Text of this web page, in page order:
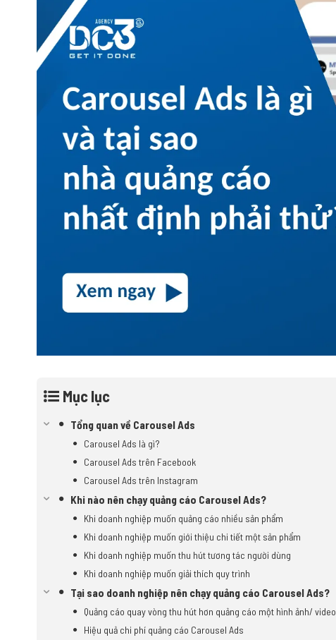
Mục lục
Tổng quan về Carousel Ads
Carousel Ads là gì?
Carousel Ads trên Facebook
Carousel Ads trên Instagram
Khi nào nên chạy quảng cáo Carousel Ads?
Khi doanh nghiệp muốn quảng cáo nhiều sản phẩm
Khi doanh nghiệp muốn giới thiệu chi tiết một sản phẩm
Khi doanh nghiệp muốn thu hút tương tác người dùng
Khi doanh nghiệp muốn giải thích quy trình
Tại sao doanh nghiệp nên chạy quảng cáo Carousel Ads?
Quảng cáo quay vòng thu hút hơn quảng cáo một hình ảnh/ video
Hiệu quả chi phí quảng cáo Carousel Ads